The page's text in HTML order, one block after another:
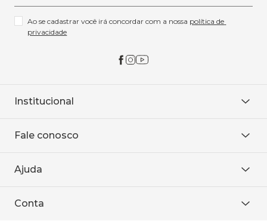
Ao se cadastrar você irá concordar com a nossa política de
privacidade
Institucional
Onde encontrar
Baixe o APP
Fale conosco
WhatsApp
Ajuda
Política de entrega
Conta